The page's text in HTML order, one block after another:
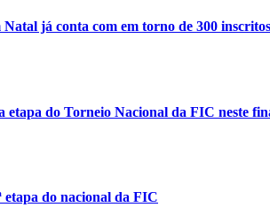
já conta com em torno de 300 inscritos
etapa do Torneio Nacional da FIC neste
etapa do nacional da FIC